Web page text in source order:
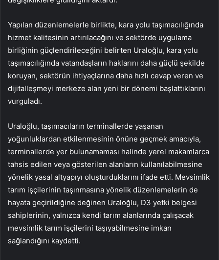
Yapılan düzenlemelerle birlikte, kara yolu taşımacılığında
hizmet kalitesinin artırılacağını ve sektörde uygulama
birliğinin güçlendirileceğini belirten Uraloğlu, kara yolu
taşımacılığında vatandaşların haklarını daha güçlü şekilde
koruyan, sektörün ihtiyaçlarına daha hızlı cevap veren ve
dijitalleşmeyi merkeze alan yeni bir dönemi başlattıklarını
vurguladı.
Uraloğlu, taşımacıların terminallerde yaşanan
yoğunluklardan etkilenmesinin önüne geçmek amacıyla,
terminallerde yer bulunamaması halinde yerel makamlarca
tahsis edilen veya gösterilen alanların kullanılabilmesine
yönelik yasal altyapıyı oluşturduklarını ifade etti. Mevsimlik
tarım işçilerinin taşınmasına yönelik düzenlemelerin de
hayata geçirildiğine değinen Uraloğlu, D3 yetki belgesi
sahiplerinin, yalnızca kendi tarım alanlarında çalışacak
mevsimlik tarım işçilerini taşıyabilmesine imkan
sağlandığını kaydetti.